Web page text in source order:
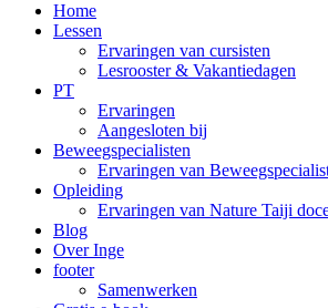
Home
Lessen
Ervaringen van cursisten
Lesrooster & Vakantiedagen
PT
Ervaringen
Aangesloten bij
Beweegspecialisten
Ervaringen van
Opleiding
Ervaringen van Nature Taiji
Blog
Over Inge
footer
Samenwerken